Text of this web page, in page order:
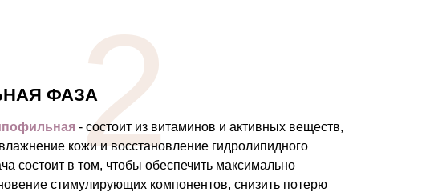
ФАЗА
- состоит из витаминов и активных веществ,
кожи и восстановление гидролипидного
состоит в том, чтобы обеспечить максимально
стимулирующих компонентов, снизить потерю
2